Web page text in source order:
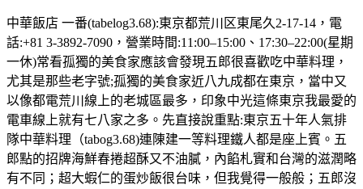
中華飯店 一番(tabelog3.68):東京都荒川区東尾久2-17-14，電
話:+81 3-3892-7090，營業時間:11:00–15:00、17:30–22:00(星期
一休)常看孤獨的美食家應該會發現五郎很喜歡吃中華料理，
尤其是那些老字號;孤獨的美食家近八九成都在東京，當中又
以像都電荒川線上的老城區最多，印象中光這條東京我最愛的
電車線上就有七八家之多。先直接說重點:東京五十年人氣排
隊中華料理（tabog3.68)連陳建一等料理鐵人都是座上賓。五
郎點的招牌海鮮春捲超酥又不油膩，內餡札實和台灣的滋潤略
有不同；超大蝦仁的蛋炒飯很台味，但我覺得一般般；五郎沒